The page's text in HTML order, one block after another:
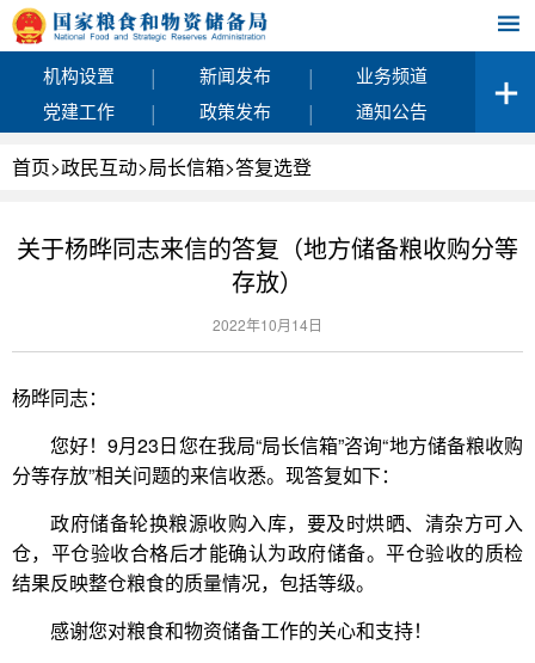
机构设置 | 新闻发布 |
业务频道
党建工作
| 政策发布 | 通知公告
首页>政民互动>局长信箱>答复选登
关于杨晔同志来信的答复（地方储备粮收购分等
存放）
2022年10月14日
杨晔同志：
您好！9月23日您在我局“局长信箱”咨询“地方储备粮收购
分等存放”相关问题的来信收悉。现答复如下：
政府储备轮换粮源收购入库，要及时烘晒、清杂方可入
仓，平仓验收合格后才能确认为政府储备。平仓验收的质检
结果反映整仓粮食的质量情况，包括等级。
感谢您对粮食和物资储备工作的关心和支持！